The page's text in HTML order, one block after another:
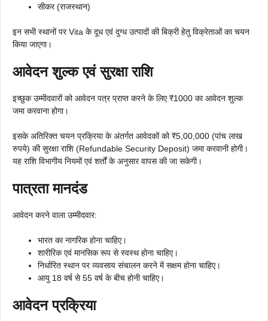
सीकर (राजस्थान)
इन सभी स्थानों पर Vita के दूध एवं दुग्ध उत्पादों की बिक्री हेतु विक्रेताओं का चयन
किया जाएगा।
आवेदन शुल्क एवं सुरक्षा राशि
इच्छुक उम्मीदवारों को आवेदन पत्र प्राप्त करने के लिए ₹1000 का आवेदन शुल्क
जमा करवाना होगा।
इसके अतिरिक्त चयन प्रक्रिया के अंतर्गत आवेदकों को ₹5,00,000 (पांच लाख
रुपये) की सुरक्षा राशि (Refundable Security Deposit) जमा करवानी होगी।
यह राशि विभागीय नियमों एवं शर्तों के अनुसार वापस की जा सकेगी।
पात्रता मानदंड
आवेदन करने वाला उम्मीदवार:
भारत का नागरिक होना चाहिए।
शारीरिक एवं मानसिक रूप से स्वस्थ होना चाहिए।
निर्धारित स्थान पर व्यवसाय संचालन करने में सक्षम होना चाहिए।
आयु 18 वर्ष से 55 वर्ष के बीच होनी चाहिए।
आवेदन प्रक्रिया